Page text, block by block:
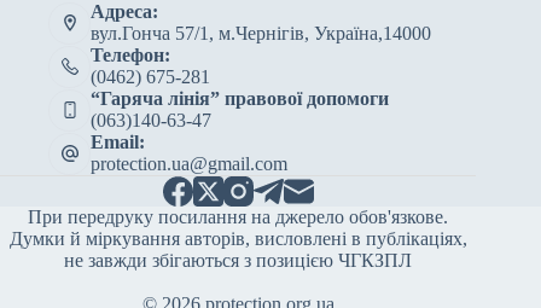
Адреса:
вул.Гонча 57/1, м.Чернігів, Україна,14000
Телефон:
(0462) 675-281
“Гаряча лінія” правової допомоги
(063)140-63-47
Email:
protection.ua@gmail.com
При передруку посилання на джерело обов'язкове.
Думки й міркування авторів, висловлені в публікаціях,
не завжди збігаються з позицією ЧГКЗПЛ
© 2026 protection.org.ua